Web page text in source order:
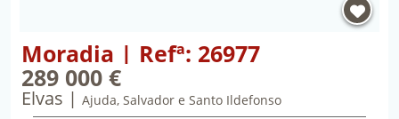
Propriedade Moradia | Refª: 26977 | Elvas,
Moradia | Refª: 26977
289 000 €
duzentos e oitenta e nove mil euros
Elvas
Ajuda, Salvador e Santo Ildefonso